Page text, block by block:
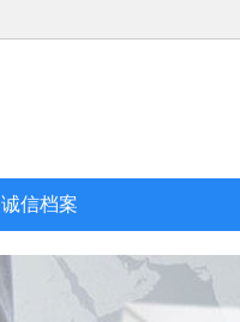
诚信档案